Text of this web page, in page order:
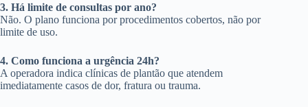
3. Há limite de consultas por ano?
Não. O plano funciona por procedimentos cobertos, não por
limite de uso.
4. Como funciona a urgência 24h?
A operadora indica clínicas de plantão que atendem
imediatamente casos de dor, fratura ou trauma.